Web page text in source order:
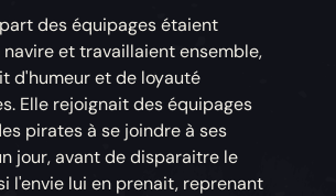
des équipages étaient
navire et travaillaient ensemble,
d'humeur et de loyauté
Elle rejoignait des équipages
pirates à se joindre à ses
jour, avant de disparaitre le
l'envie lui en prenait, reprenant